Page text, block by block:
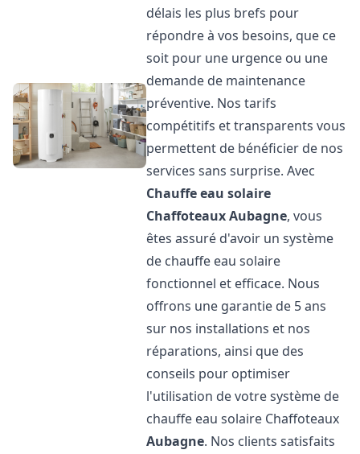
délais les plus brefs pour
répondre à vos besoins, que ce
soit pour une urgence ou une
demande de maintenance
préventive. Nos tarifs
compétitifs et transparents vous
permettent de bénéficier de nos
services sans surprise. Avec
Chauffe eau solaire
ChaffoteauxAubagne, vous
êtes assuré d'avoir un système
de chauffe eau solaire
fonctionnel et efficace. Nous
offrons une garantie de 5 ans
sur nos installations et nos
réparations, ainsi que des
conseils pour optimiser
l'utilisation de votre système de
chauffe eau solaire Chaffoteaux
Aubagne. Nos clients satisfaits